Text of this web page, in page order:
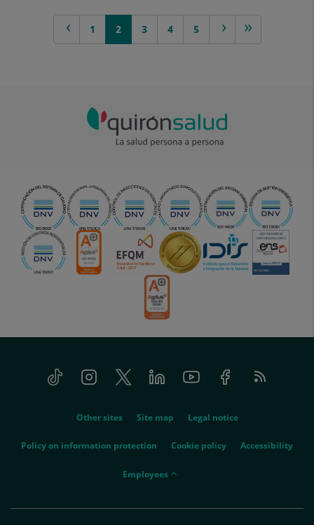
1 2 3 4 5
next > >>
Tiktok InstagramTwitter LinkedinYoutube FacebookFeed
RSS
Other sites Site map Legal notice
Policy on information protection Cookie policy Accessibility
empleados
Employees